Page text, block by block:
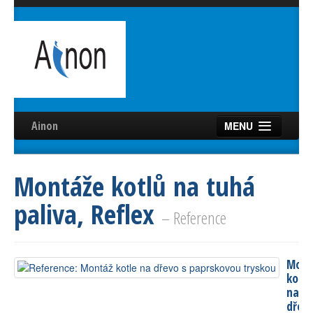
Ainon MENU
Úvod
Služby
Reference
Certifikáty
Montáže kotlů na tuhá
paliva, Reflex – Reference
kotle
na